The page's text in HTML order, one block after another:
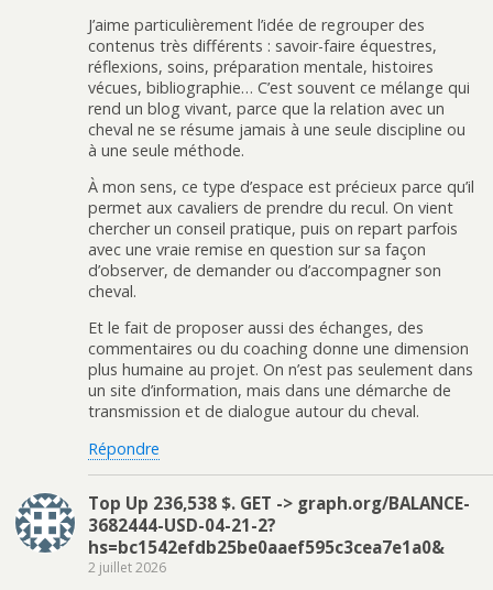
J’aime particulièrement l’idée de regrouper des
contenus très différents : savoir-faire équestres,
réflexions, soins, préparation mentale, histoires
vécues, bibliographie… C’est souvent ce mélange qui
rend un blog vivant, parce que la relation avec un
cheval ne se résume jamais à une seule discipline ou
à une seule méthode.
À mon sens, ce type d’espace est précieux parce qu’il
permet aux cavaliers de prendre du recul. On vient
chercher un conseil pratique, puis on repart parfois
avec une vraie remise en question sur sa façon
d’observer, de demander ou d’accompagner son
cheval.
Et le fait de proposer aussi des échanges, des
commentaires ou du coaching donne une dimension
plus humaine au projet. On n’est pas seulement dans
un site d’information, mais dans une démarche de
transmission et de dialogue autour du cheval.
Répondre
Top Up 236,538 $. GET -> graph.org/BALANCE-
3682444-USD-04-21-2?
hs=bc1542efdb25be0aaef595c3cea7e1a0&
2 juillet 2026